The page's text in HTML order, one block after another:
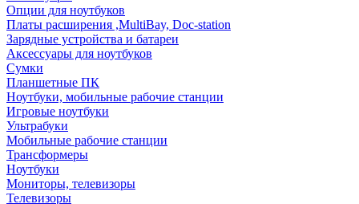
Опции для ноутбуков
Платы расширения ,MultiBay, Doc-station
Зарядные устройства и батареи
Аксессуары для ноутбуков
Сумки
Планшетные ПК
Ноутбуки, мобильные рабочие станции
Игровые ноутбуки
Ультрабуки
Мобильные рабочие станции
Трансформеры
Ноутбуки
Мониторы, телевизоры
Телевизоры